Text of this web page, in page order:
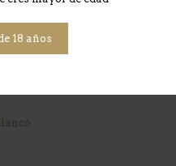
18 años